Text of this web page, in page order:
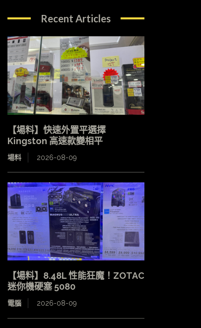
Recent Articles
【場料】快速外置平選擇
Kingston 高速款變相平
場料 2026-08-09
【場料】8.48L 性能狂魔！ZOTAC
迷你機硬塞 5080
電腦 2026-08-09